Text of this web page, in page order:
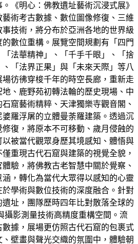
《明心：佛教遺址藝術沉浸式展》
術考古數據、數位圖像修復、三維
技術，將分布於亞洲各地的世界級
數位重構。展覽空間規劃有「四門
法華精神」、「千手千眼」、「捨
「法界正果」與「未來天際」等八
彷彿穿梭千年的時空長廊，重新走
、鹿野苑初轉法輪的歷史現場、中
窟藝術精粹、天津獨樂寺觀音閣、
羅浮屠的立體曼荼羅建築。透過沉
復，將原本不可移動、歲月侵蝕的
被當代觀眾身歷其境感知、體悟與
重現古代石窟與建築的視覺全貌，
驗，將佛教古老智慧中關於覺察、
，轉化為當代大眾得以感知的心靈
學術與數位技術的深度融合。針對
址，團隊歷時四年比對散落全球的
攝影測量技術高精度重構空間。流
據，展場更仿照古代石窟的包裹式
壁畫與聲光交織的氛圍中，體驗朝